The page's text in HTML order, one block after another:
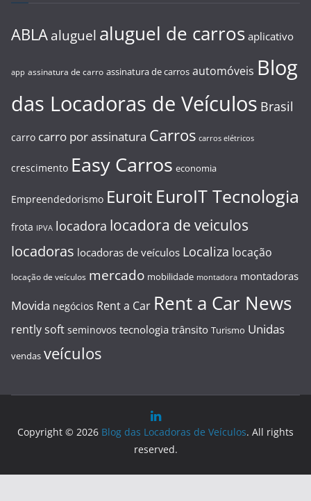
ABLA aluguel aluguel de carros aplicativo
app assinatura de carro assinatura de carros automóveis Blog
das Locadoras de Veículos Brasil
carro carro por assinatura Carros carros elétricos
crescimento Easy Carros economia
Empreendedorismo Euroit EuroIT Tecnologia
frota IPVA locadora locadora de veiculos
locadoras locadoras de veículos Localiza locação
locação de veículos mercado mobilidade montadora montadoras
Movida negócios Rent a Car Rent a Car News
rently soft seminovos tecnologia trânsito Turismo Unidas
vendas veículos
Copyright © 2026 Blog das Locadoras de Veículos. All rights
reserved.